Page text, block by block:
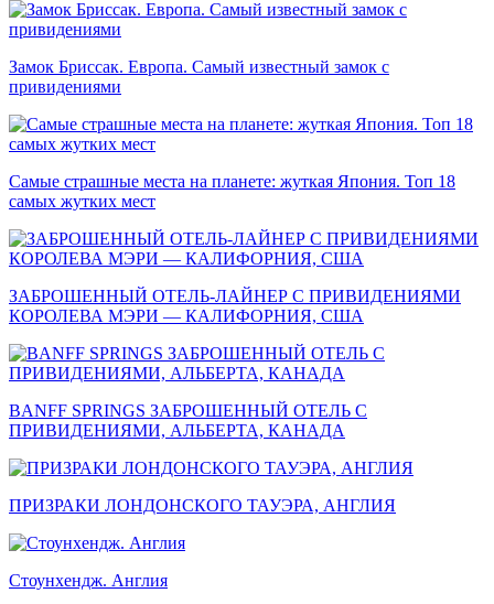
Замок Бриссак. Европа. Самый известный замок с
привидениями
Cамые страшные места на планете: жуткая Япония. Топ 18
самых жутких мест
ЗАБРОШЕННЫЙ ОТЕЛЬ-ЛАЙНЕР С ПРИВИДЕНИЯМИ
КОРОЛЕВА МЭРИ — КАЛИФОРНИЯ, США
BANFF SPRINGS ЗАБРОШЕННЫЙ ОТЕЛЬ С
ПРИВИДЕНИЯМИ, АЛЬБЕРТА, КАНАДА
ПРИЗРАКИ ЛОНДОНСКОГО ТАУЭРА, АНГЛИЯ
Стоунхендж. Англия